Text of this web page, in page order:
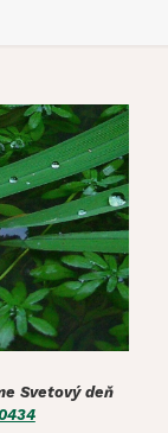
Svetový deň